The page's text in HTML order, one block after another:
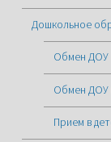
Дошкольное
Обмен ДОУ
Обмен ДОУ
Прием в